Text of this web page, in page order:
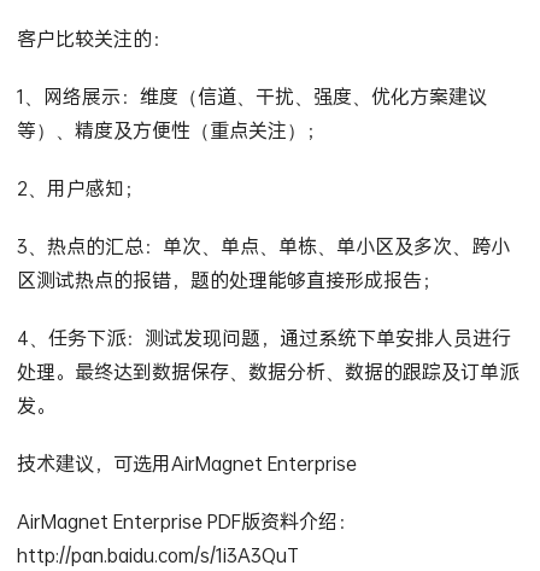
客户比较关注的：
1、网络展示：维度（信道、干扰、强度、优化方案建议
等）、精度及方便性（重点关注）；
2、用户感知；
3、热点的汇总：单次、单点、单栋、单小区及多次、跨小
区测试热点的报错，题的处理能够直接形成报告；
4、任务下派：测试发现问题，通过系统下单安排人员进行
处理。最终达到数据保存、数据分析、数据的跟踪及订单派
发。
技术建议，可选用AirMagnet Enterprise
AirMagnet Enterprise PDF版资料介绍：
http://pan.baidu.com/s/1i3A3QuT